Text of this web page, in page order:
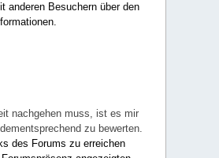
anderen Besuchern über den
nachgehen muss, ist es mir
zu bewerten.
des Forums zu erreichen